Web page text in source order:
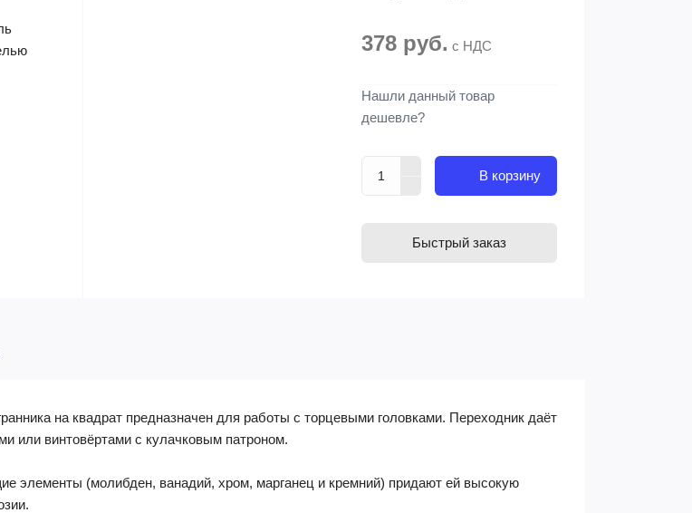
378 руб. с НДС
Нашли данный товар
дешевле?
В корзину
Быстрый заказ
на квадрат предназначен для работы с торцевыми головками. Переходник даёт
или винтовёртами с кулачковым патроном.
элементы (молибден, ванадий, хром, марганец и кремний) придают ей высокую